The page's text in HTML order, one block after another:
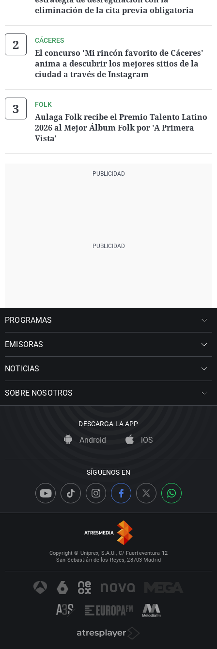
eliminación de la cita previa obligatoria
CÁCERES
El concurso 'Mi rincón favorito de Cáceres'
anima a descubrir los mejores sitios de la
ciudad a través de Instagram
FOLK
Aulaga Folk recibe el Premio Talento Latino
2026 al Mejor Álbum Folk por 'A Primera
Vista'
PROGRAMAS
EMISORAS
NOTICIAS
SOBRE NOSOTROS
DESCARGA LA APP
Android iOS
SÍGUENOS EN
Copyright © Uniprex, S.A.U., C/ Fuerteventura 12
San Sebastián de los Reyes, 28703 Madrid